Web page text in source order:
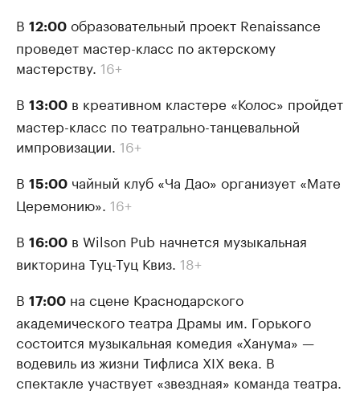
В 12:00 образовательный проект Renaissance
проведет мастер-класс по актерскому
мастерству. 16+
В 13:00 в креативном кластере «Колос» пройдет
мастер-класс по театрально-танцевальной
импровизации. 16+
В 15:00 чайный клуб «Ча Дао» организует «Мате
Церемонию». 16+
В 16:00 в Wilson Pub начнется музыкальная
викторина Туц-Туц Квиз. 18+
В 17:00 на сцене Краснодарского
академического театра Драмы им. Горького
состоится музыкальная комедия «Ханума» —
водевиль из жизни Тифлиса XIX века. В
спектакле участвует «звездная» команда театра.